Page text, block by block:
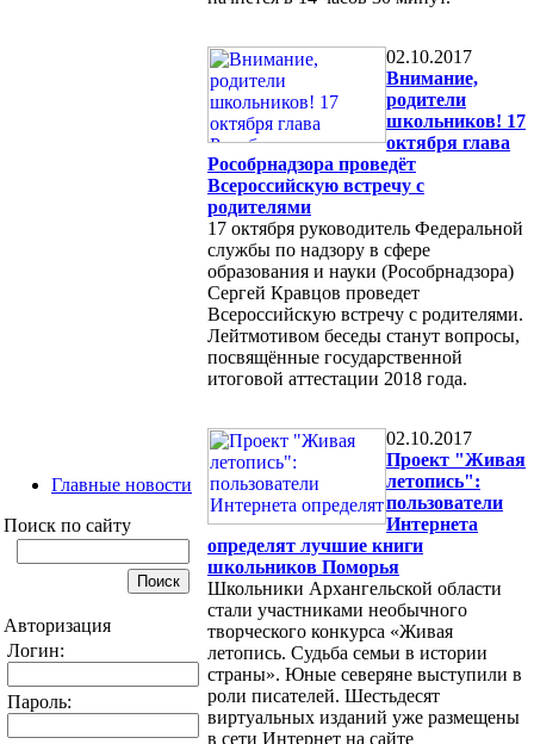
Главные новости
Поиск по сайту
Авторизация
Логин:
Пароль:
02.10.2017
Внимание,
родители
школьников! 17
октября глава
Рособрнадзора проведёт
Всероссийскую встречу с
родителями
17 октября руководитель Федеральной
службы по надзору в сфере
образования и науки (Рособрнадзора)
Сергей Кравцов проведет
Всероссийскую встречу с родителями.
Лейтмотивом беседы станут вопросы,
посвящённые государственной
итоговой аттестации 2018 года.
02.10.2017
Проект "Живая
летопись":
пользователи
Интернета
определят лучшие книги
школьников Поморья
Школьники Архангельской области
стали участниками необычного
творческого конкурса «Живая
летопись. Судьба семьи в истории
страны». Юные северяне выступили в
роли писателей. Шестьдесят
виртуальных изданий уже размещены
в сети Интернет на сайте